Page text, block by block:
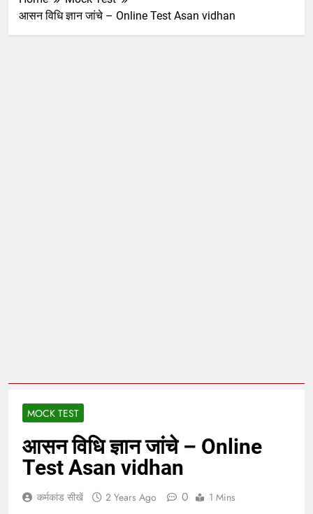
आसन विधि ज्ञान जांचे – Online Test Asan vidhan
MOCK TEST
आसन विधि ज्ञान जांचे – Online
Test Asan vidhan
कर्मकांड सीखें 2 Years Ago 0 1 Mins